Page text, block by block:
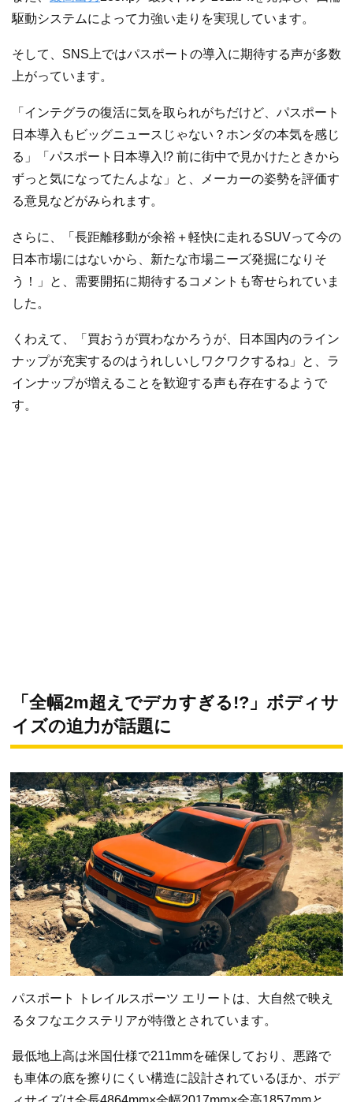
駆動システムによって力強い走りを実現しています。
そして、SNS上ではパスポートの導入に期待する声が多数
上がっています。
「インテグラの復活に気を取られがちだけど、パスポート
日本導入もビッグニュースじゃない？ホンダの本気を感じ
る」「パスポート日本導入!? 前に街中で見かけたときから
ずっと気になってたんよな」と、メーカーの姿勢を評価す
る意見などがみられます。
さらに、「長距離移動が余裕＋軽快に走れるSUVって今の
日本市場にはないから、新たな市場ニーズ発掘になりそ
う！」と、需要開拓に期待するコメントも寄せられていま
した。
くわえて、「買おうが買わなかろうが、日本国内のライン
ナップが充実するのはうれしいしワクワクするね」と、ラ
インナップが増えることを歓迎する声も存在するようで
す。
「全幅2m超えでデカすぎる!?」ボディサ
イズの迫力が話題に
パスポート トレイルスポーツ エリートは、大自然で映え
るタフなエクステリアが特徴とされています。
最低地上高は米国仕様で211mmを確保しており、悪路で
も車体の底を擦りにくい構造に設計されているほか、ボデ